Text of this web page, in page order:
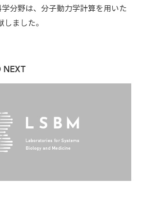
分野は、分子動力学計算を用いた
ました。
NEXT